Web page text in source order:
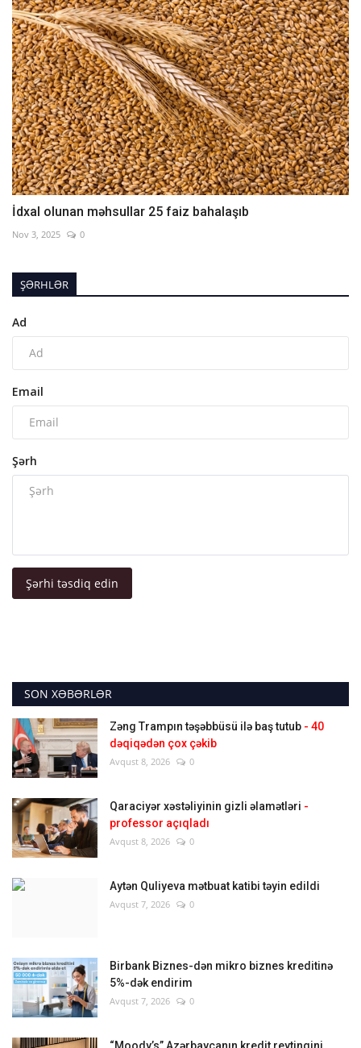
İdxal olunan məhsullar 25 faiz bahalaşıb
Nov 3, 2025 0
ŞƏRHLƏR
Ad
Email
Şərh
Şərhi təsdiq edin
SON XƏBƏRLƏR
Zəng Trampın təşəbbüsü ilə baş tutub - 40
dəqiqədən çox çəkib
Avqust 8, 2026 0
Qaraciyər xəstəliyinin gizli əlamətləri -
professor açıqladı
Avqust 8, 2026 0
Aytən Quliyeva mətbuat katibi təyin edildi
Avqust 7, 2026 0
Birbank Biznes-dən mikro biznes kreditinə
5%-dək endirim
Avqust 7, 2026 0
“Moody’s” Azərbaycanın kredit reytinqini